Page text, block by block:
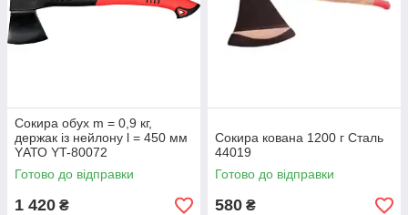
Сокира обух m = 0,9 кг,
держак із нейлону l = 450 мм
YАТО YT-80072
Готово до відправки
1 420 ₴
Сокира кована 1200 г Сталь
44019
Готово до відправки
580 ₴